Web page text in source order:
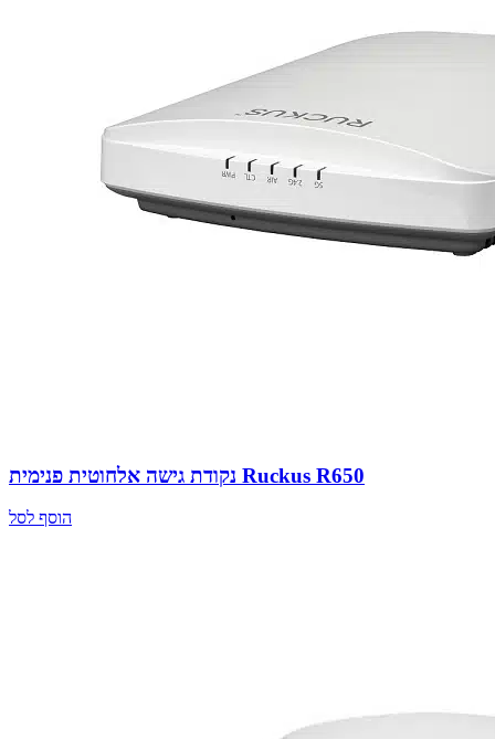
נקודת גישה אלחוטית פנימית Ruckus R650
הוסף לסל